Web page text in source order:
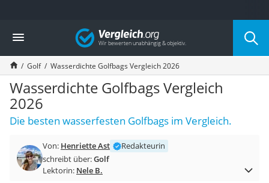
Die beliebtesten Vergleiche nach Kategorie
Freizeit & Sport
Gartentrampolin
Trampolin
Metalldetektor
Eufab-Fahrradträger
Trampolin 366 cm
Fahrradschloss
Futterboot
Air Bike
Vergleich
Golf Wasserdichte Golfbags Vergleich 2026
Wasserdichte Golfbags Vergleich
2026
Die besten wasserfesten Golfbags im Vergleich.
Von: Henriette Ast
Redakteurin
schreibt über:Golf
Lektorin: Nele B.